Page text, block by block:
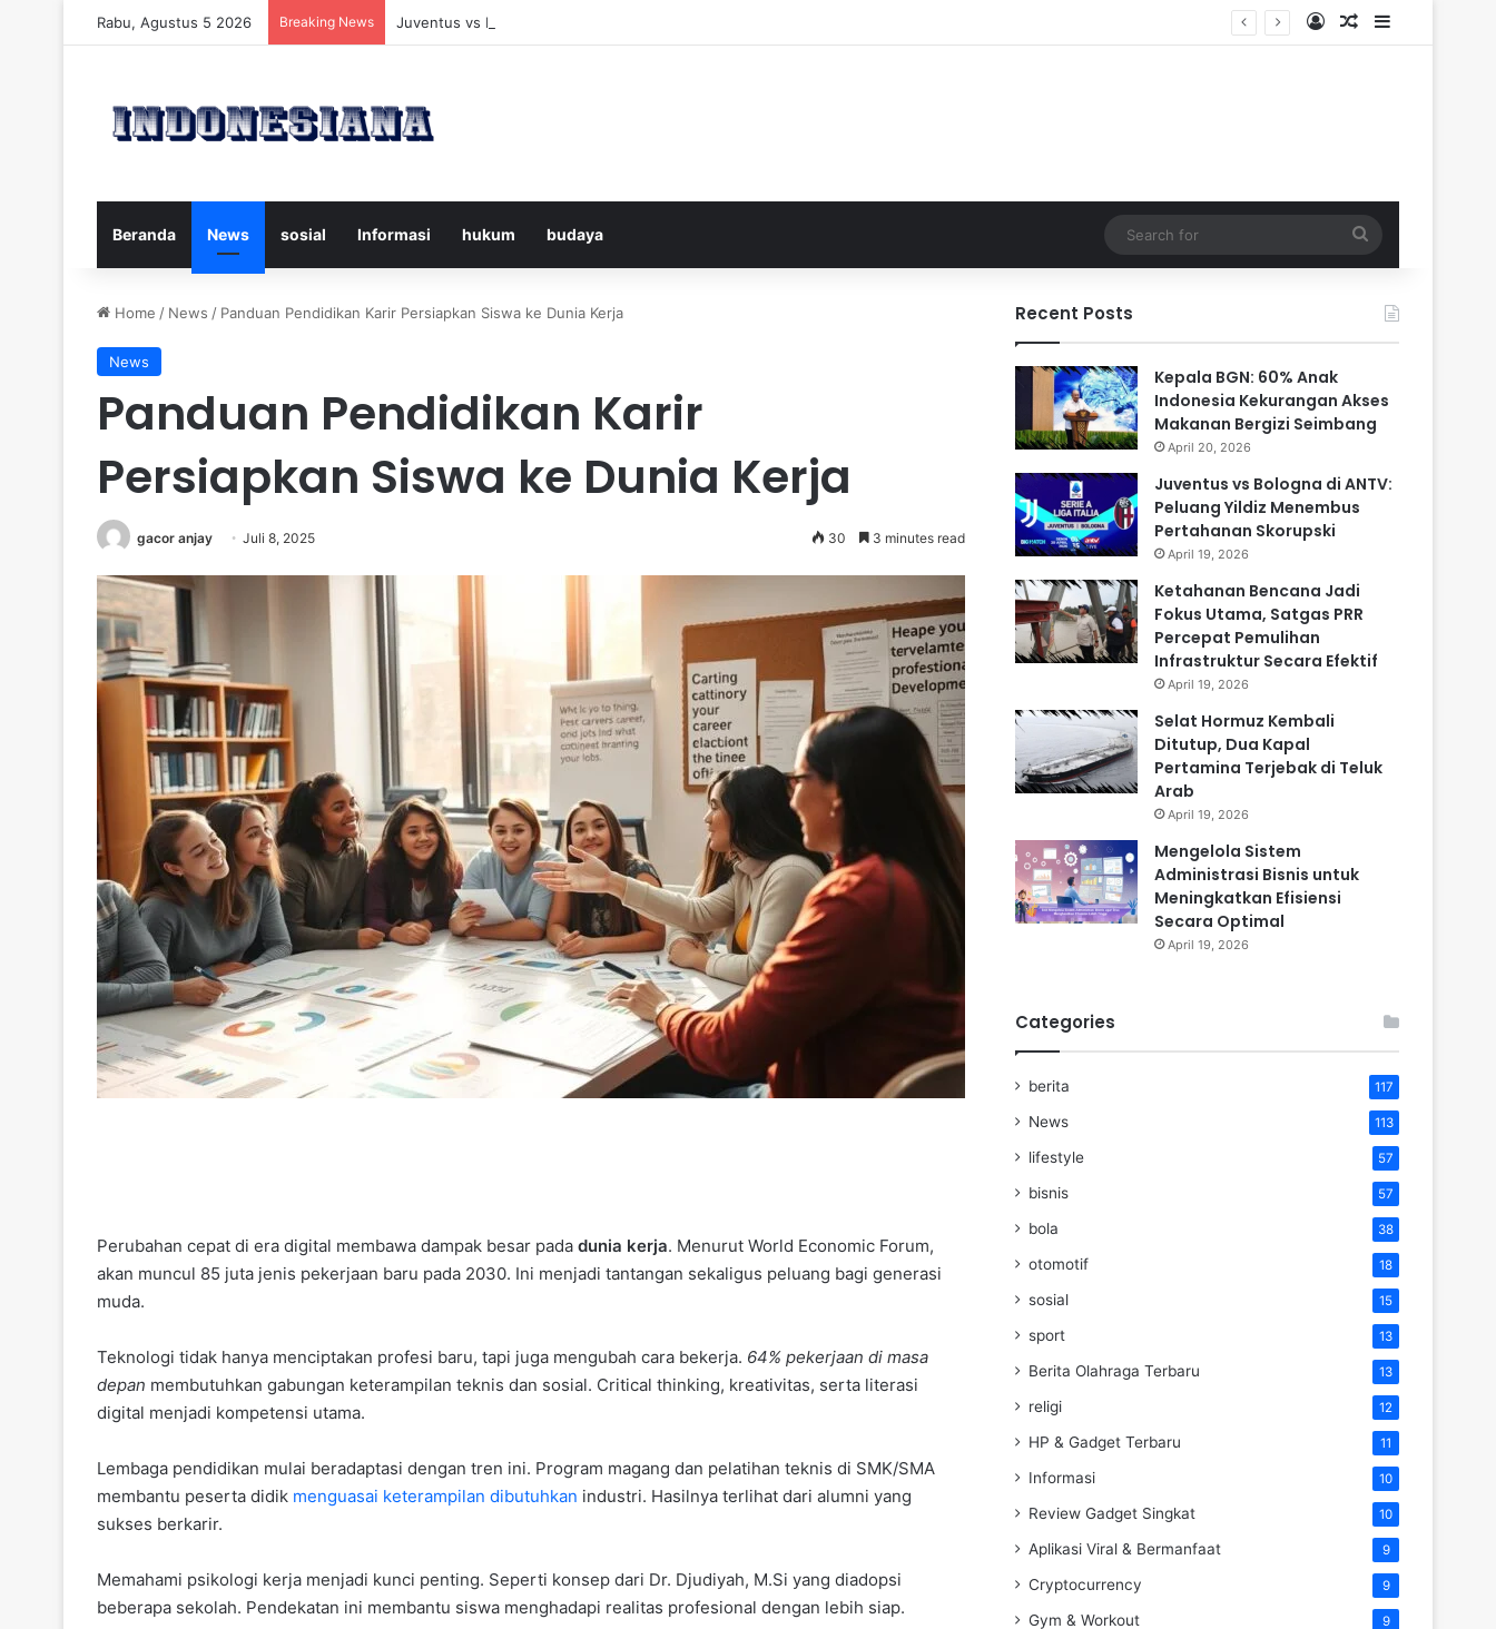
Rabu, Agustus 5 2026 Breaking News Juventus vs Bologna di ANTV: Peluang Yildiz Menembus Pertahanan Skorupski Log InRandom Article
Sidebar
Beranda News sosial Informasi hukum budaya
for
Home / News / Panduan Pendidikan Karir Persiapkan Siswa ke Dunia Kerja
News
Panduan Pendidikan Karir
Persiapkan Siswa ke Dunia Kerja
gacor anjay Juli 8, 2025 30 3 minutes read
Perubahan cepat di era digital membawa dampak besar pada dunia kerja. Menurut World Economic Forum,
akan muncul 85 juta jenis pekerjaan baru pada 2030. Ini menjadi tantangan sekaligus peluang bagi generasi
muda.
Teknologi tidak hanya menciptakan profesi baru, tapi juga mengubah cara bekerja. 64% pekerjaan di masa
depan membutuhkan gabungan keterampilan teknis dan sosial. Critical thinking, kreativitas, serta literasi
digital menjadi kompetensi utama.
Lembaga pendidikan mulai beradaptasi dengan tren ini. Program magang dan pelatihan teknis di SMK/SMA
membantu peserta didik menguasai keterampilan dibutuhkan industri. Hasilnya terlihat dari alumni yang
sukses berkarir.
Memahami psikologi kerja menjadi kunci penting. Seperti konsep dari Dr. Djudiyah, M.Si yang diadopsi
beberapa sekolah. Pendekatan ini membantu siswa menghadapi realitas profesional dengan lebih siap.
Recent Posts
Kepala BGN: 60% Anak
Indonesia Kekurangan Akses
Makanan Bergizi Seimbang
April 20, 2026
Juventus vs Bologna di ANTV:
Peluang Yildiz Menembus
Pertahanan Skorupski
April 19, 2026
Ketahanan Bencana Jadi
Fokus Utama, Satgas PRR
Percepat Pemulihan
Infrastruktur Secara Efektif
April 19, 2026
Selat Hormuz Kembali
Ditutup, Dua Kapal
Pertamina Terjebak di Teluk
Arab
April 19, 2026
Mengelola Sistem
Administrasi Bisnis untuk
Meningkatkan Efisiensi
Secara Optimal
April 19, 2026
Categories
berita 117
News 113
lifestyle 57
bisnis 57
bola 38
otomotif 18
sosial 15
sport 13
Berita Olahraga Terbaru 13
religi 12
HP & Gadget Terbaru 11
Informasi 10
Review Gadget Singkat 10
Aplikasi Viral & Bermanfaat 9
Cryptocurrency 9
Gym & Workout 9